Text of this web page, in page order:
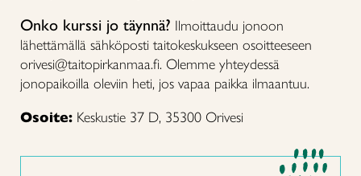
Onko kurssi jo täynnä? Ilmoittaudu jonoon
lähettämällä sähköposti taitokeskukseen osoitteeseen
orivesi@taitopirkanmaa.fi. Olemme yhteydessä
jonopaikoilla oleviin heti, jos vapaa paikka ilmaantuu.
Osoite: Keskustie 37 D, 35300 Orivesi